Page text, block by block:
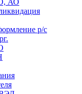
АО
р/с